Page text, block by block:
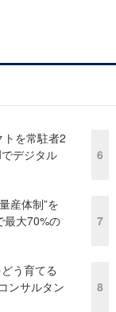
を常駐者2
デジタル
産体制”を
大70%の
う育てる
ンサルタン
6
7
8